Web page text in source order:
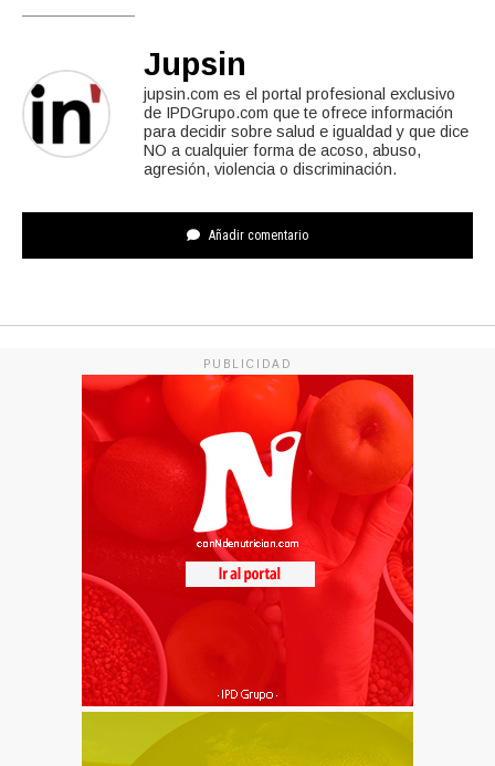
Jupsin
jupsin.com es el portal profesional exclusivo
de IPDGrupo.com que te ofrece información
para decidir sobre salud e igualdad y que dice
NO a cualquier forma de acoso, abuso,
agresión, violencia o discriminación.
Añadir comentario
PUBLICIDAD